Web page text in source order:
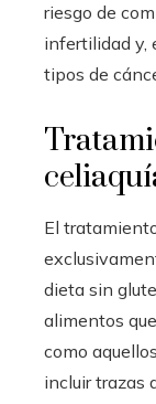
riesgo de
infertilidad y,
tipos de
El
dieta sin
alimentos
como
incluir trazas